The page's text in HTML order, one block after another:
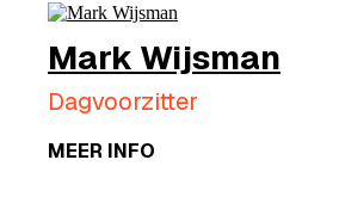
Mark Wijsman
Dagvoorzitter
MEER INFO